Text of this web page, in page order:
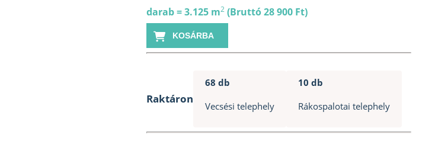
lemez
12mm
1250x2500mm
mennyiség
darab = 3.125 m2 (Bruttó 28 900 Ft)
KOSÁRBA
Raktáron
68 db
Vecsési telephely
10 db
Rákospalotai telephely